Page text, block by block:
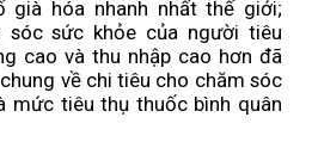
già hóa nhanh nhất thế giới;
sóc sức khỏe của người tiêu
cao và thu nhập cao hơn đã
về chi tiêu cho chăm sóc
mức tiêu thụ thuốc bình quân